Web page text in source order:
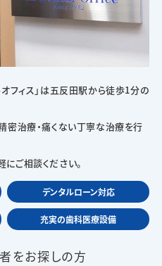
フィス」は五反田駅から徒歩1分の
密治療・痛くない丁寧な治療を行
ご相談ください。
デンタルローン対応
充実の歯科医療設備
をお探しの方